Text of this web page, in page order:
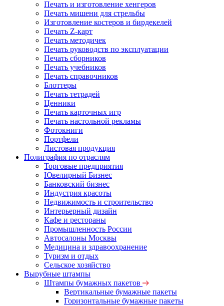
Печать и изготовление хенгеров
Печать мишени для стрельбы
Изготовление костеров и бирдекелей
Печать Z-карт
Печать методичек
Печать руководств по эксплуатации
Печать сборников
Печать учебников
Печать справочников
Блоттеры
Печать тетрадей
Ценники
Печать карточных игр
Печать настольной рекламы
Фотокниги
Портфели
Листовая продукция
Полиграфия по отраслям
Торговые предприятия
Ювелирный Бизнес
Банковский бизнес
Индустрия красоты
Недвижимость и строительство
Интерьерный дизайн
Кафе и рестораны
Промышленность России
Автосалоны Москвы
Медицина и здравоохранение
Туризм и отдых
Сельское хозяйство
Вырубные штампы
Штампы бумажных пакетов
Вертикальные бумажные пакеты
Горизонтальные бумажные пакеты